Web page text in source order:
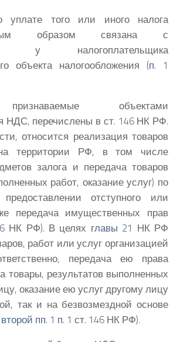
уплате того или иного налога
образом связана с
у налогоплательщика
объекта налогообложения (п. 1
объектами
НДС, перечислены в ст. 146 НК РФ.
относится реализация товаров
территории РФ, в том числе
залога и передача товаров
работ, оказание услуг) по
отступного или
передача имущественных прав
НК РФ). В целях главы 21 НК РФ
работ или услуг организацией
передача ею права
товары, результатов выполненных
оказание ею услуг другому лицу
так и на безвозмездной основе
пп. 1 п. 1 ст. 146НК РФ).